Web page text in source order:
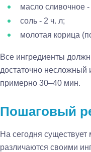
масло сливочное -
соль - 2 ч. л;
молотая корица
Все ингредиенты
достаточно несложный
примерно 30–40 мин.
Пошаговый
На сегодня
различаются своими